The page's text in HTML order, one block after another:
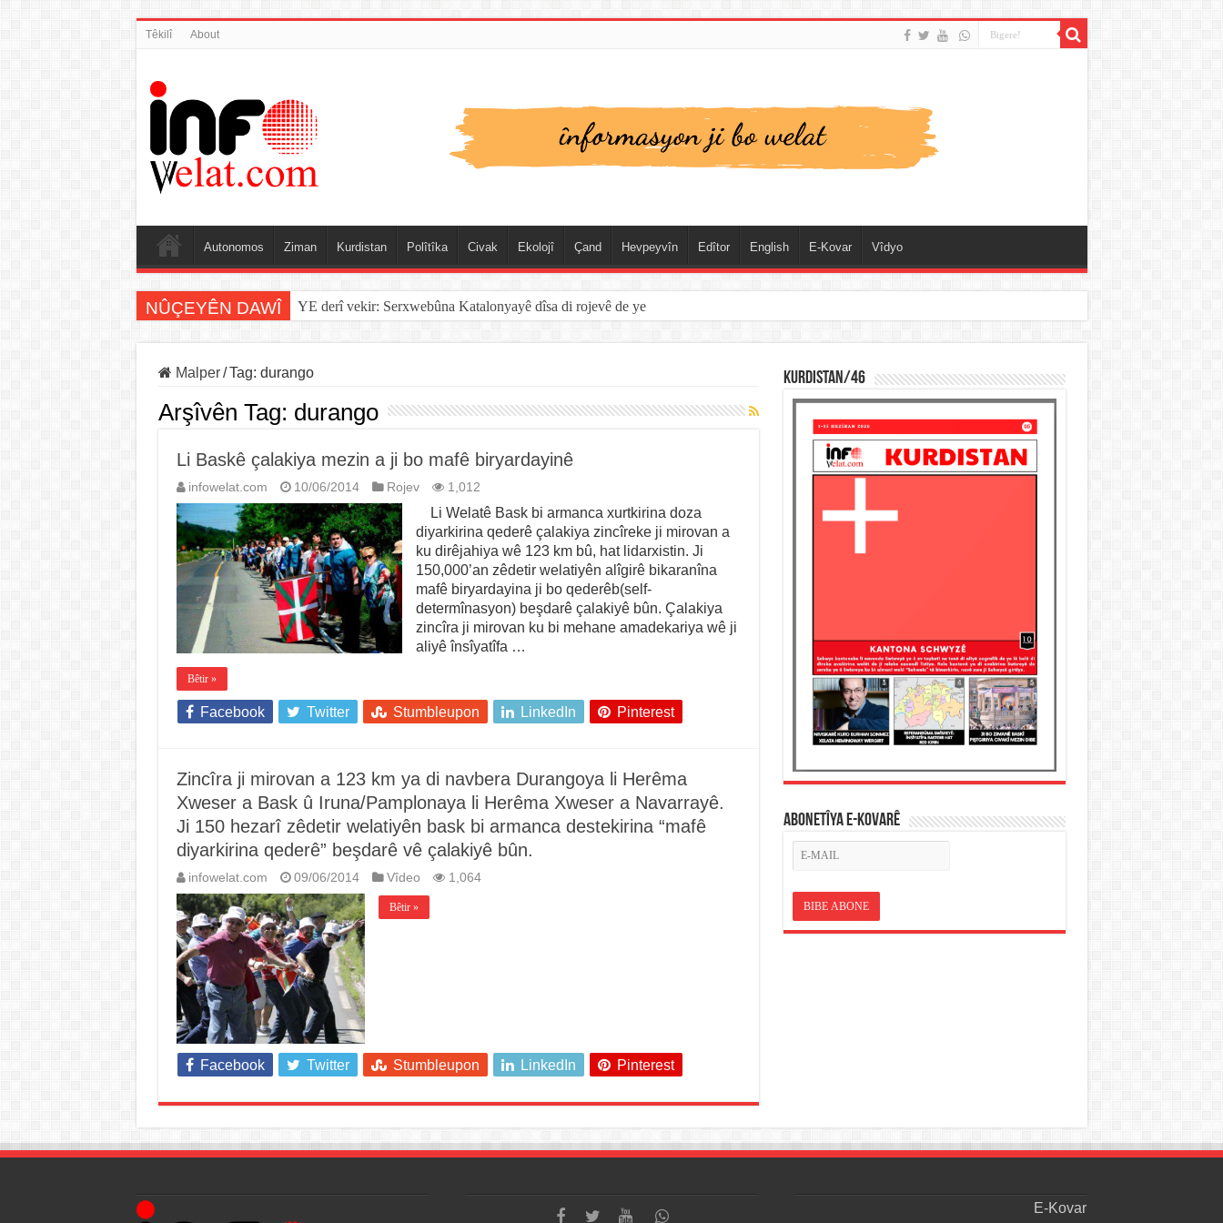
Têkilî About
Autonomos Ziman Kurdistan Polîtîka Civak Ekolojî Çand Hevpeyvîn Edîtor English E-Kovar Vîdyo
NÛÇEYÊN DAWÎ YE derî vekir: Serxwebûna Katalonyayê dîsa di rojevê de ye
Malper / Tag: durango
Arşîvên Tag: durango
Li Baskê çalakiya mezin a ji bo mafê biryardayinê
infowelat.com 10/06/2014 Rojev 1,012
Li Welatê Bask bi armanca xurtkirina doza
diyarkirina qederê çalakiya zincîreke ji mirovan a
ku dirêjahiya wê 123 km bû, hat lidarxistin. Ji
150,000’an zêdetir welatiyên alîgirê bikaranîna
mafê biryardayina ji bo qederêb(self-
determînasyon) beşdarê çalakiyê bûn. Çalakiya
zincîra ji mirovan ku bi mehane amadekariya wê ji
aliyê însîyatîfa …
Bêtir »
Facebook Twitter Stumbleupon LinkedIn Pinterest
Zincîra ji mirovan a 123 km ya di navbera Durangoya li Herêma
Xweser a Bask û Iruna/Pamplonaya li Herêma Xweser a Navarrayê.
Ji 150 hezarî zêdetir welatiyên bask bi armanca destekirina “mafê
diyarkirina qederê” beşdarê vê çalakiyê bûn.
infowelat.com 09/06/2014 Vîdeo 1,064
Bêtir »
Facebook Twitter Stumbleupon LinkedIn Pinterest
KURDISTAN/46
ABONETÎYA E-KOVARÊ
E-Kovar